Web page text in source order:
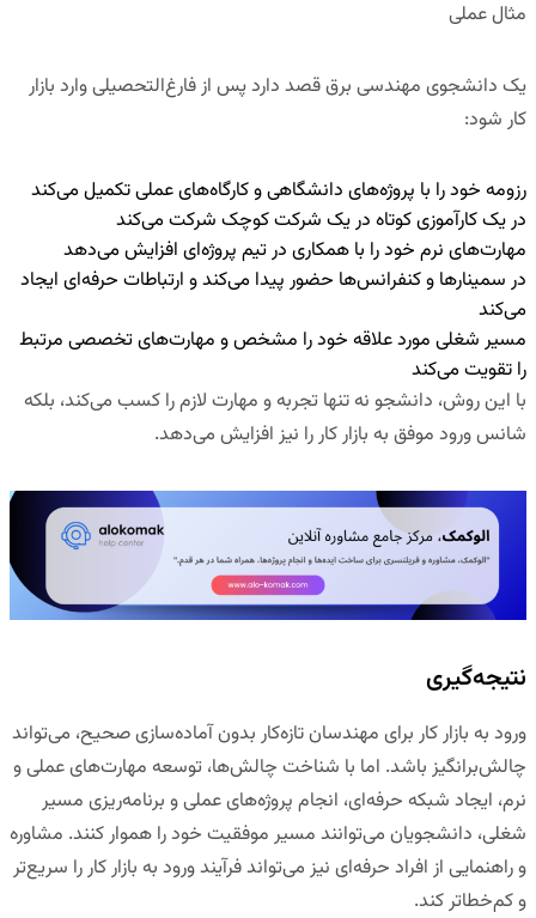
مثال عملی
یک دانشجوی مهندسی برق قصد دارد پس از فارغ‌التحصیلی وارد بازار
کار شود:
رزومه خود را با پروژه‌های دانشگاهی و کارگاه‌های عملی تکمیل می‌کند
در یک کارآموزی کوتاه در یک شرکت کوچک شرکت می‌کند
مهارت‌های نرم خود را با همکاری در تیم پروژه‌ای افزایش می‌دهد
در سمینارها و کنفرانس‌ها حضور پیدا می‌کند و ارتباطات حرفه‌ای ایجاد
می‌کند
مسیر شغلی مورد علاقه خود را مشخص و مهارت‌های تخصصی مرتبط
را تقویت می‌کند
با این روش، دانشجو نه تنها تجربه و مهارت لازم را کسب می‌کند، بلکه
شانس ورود موفق به بازار کار را نیز افزایش می‌دهد.
نتیجه‌گیری
ورود به بازار کار برای مهندسان تازه‌کار بدون آماده‌سازی صحیح، می‌تواند
چالش‌برانگیز باشد. اما با شناخت چالش‌ها، توسعه مهارت‌های عملی و
نرم، ایجاد شبکه حرفه‌ای، انجام پروژه‌های عملی و برنامه‌ریزی مسیر
شغلی، دانشجویان می‌توانند مسیر موفقیت خود را هموار کنند. مشاوره
و راهنمایی از افراد حرفه‌ای نیز می‌تواند فرآیند ورود به بازار کار را سریع‌تر
و کم‌خطاتر کند.